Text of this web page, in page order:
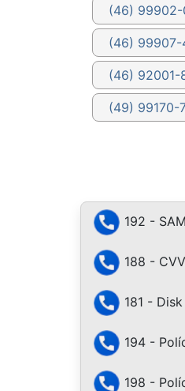
(46) 99902-
(46) 99907-
(46) 92001-
(49) 99170-
192 -
188 -
181 -
194 -
198 -